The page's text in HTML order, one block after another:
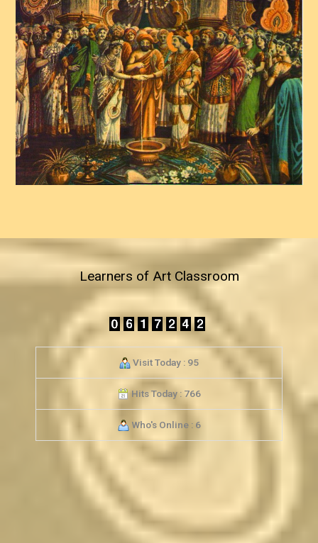
Learners of Art Classroom
Visit Today : 95
Hits Today : 766
Who's Online : 6